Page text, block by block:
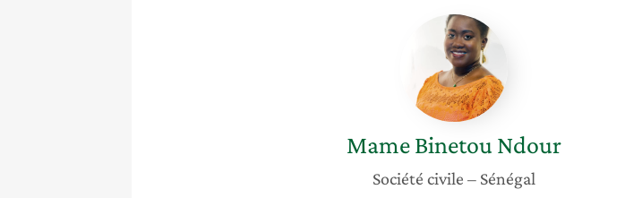
Mame
Binetou
Ndour
Mame Binetou Ndour
Société civile – Sénégal